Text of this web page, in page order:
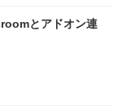
とアドオン連